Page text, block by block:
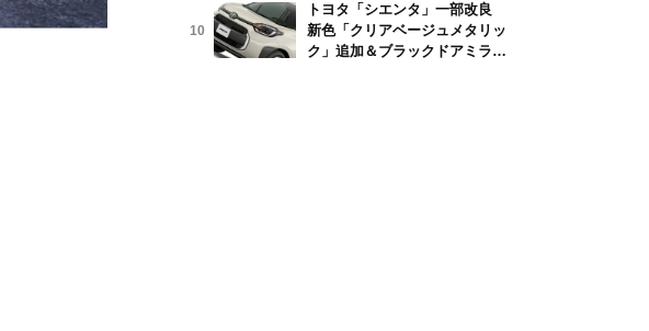
©Wakko/stock.adobe.com
10
トヨタ「シエンタ」一部改良
新色「クリアベージュメタリッ
ク」追加＆ブラックドアミラー